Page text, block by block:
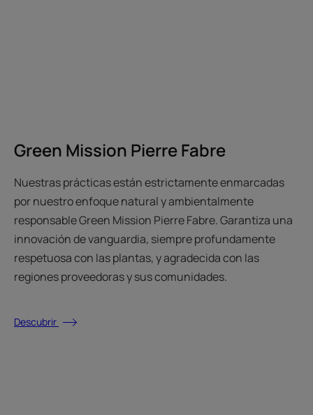
Green Mission Pierre Fabre
Nuestras prácticas están estrictamente enmarcadas
por nuestro enfoque natural y ambientalmente
responsable Green Mission Pierre Fabre. Garantiza una
innovación de vanguardia, siempre profundamente
respetuosa con las plantas, y agradecida con las
regiones proveedoras y sus comunidades.
Descubrir